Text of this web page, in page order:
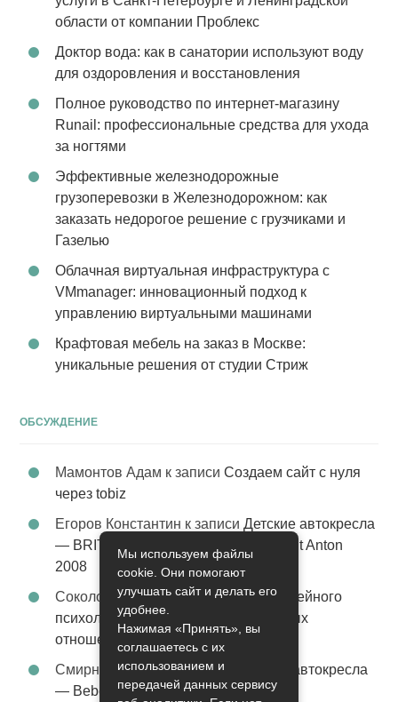
области от компании Проблекс
Доктор вода: как в санатории используют воду
для оздоровления и восстановления
Полное руководство по интернет-магазину
Runail: профессиональные средства для ухода
за ногтями
Эффективные железнодорожные
грузоперевозки в Железнодорожном: как
заказать недорогое решение с грузчиками и
Газелью
Облачная виртуальная инфраструктура с
VMmanager: инновационный подход к
управлению виртуальными машинами
Крафтовая мебель на заказ в Москве:
уникальные решения от студии Стриж
ОБСУЖДЕНИЕ
Мамонтов Адам к записиСоздаем сайт с нуля
через tobiz
Егоров Константин к записиДетские автокресла
— BRITAX Evolva 1-2-3 (1-2-3) цвет St Anton
2008
Соколова Эльзак записиУслуги семейного
психолога – стабильность в семейных
отношениях
Смирнова Грацияк записи
Детские автокресла
— Bebe Confort Moby цвет Orange
Мы используем файлы
cookie. Они помогают
улучшать сайт и делать его
удобнее.
Нажимая «Принять», вы
соглашаетесь с их
использованием и
передачей данных сервису